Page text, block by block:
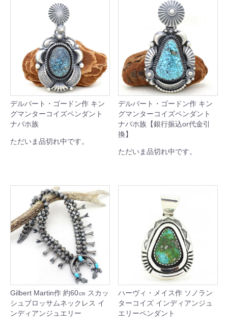
デルバート・ゴードン作 キン
グマンターコイズペンダント
ナバホ族
ただいま品切れ中です。
デルバート・ゴードン作 キン
グマンターコイズペンダント
ナバホ族【銀行振込or代金引
換】
ただいま品切れ中です。
Gilbert Martin作 約60㎝ スカッ
シュブロッサムネックレス イ
ンディアンジュエリー
ハーヴィ・メイス作 ソノラン
ターコイズ インディアンジュ
エリーペンダント